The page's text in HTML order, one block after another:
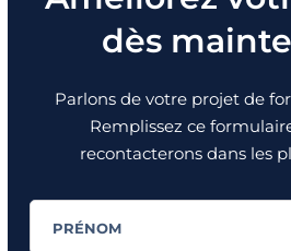
dès
Parlons de votre projet de
Remplissez ce
recontacterons dans les